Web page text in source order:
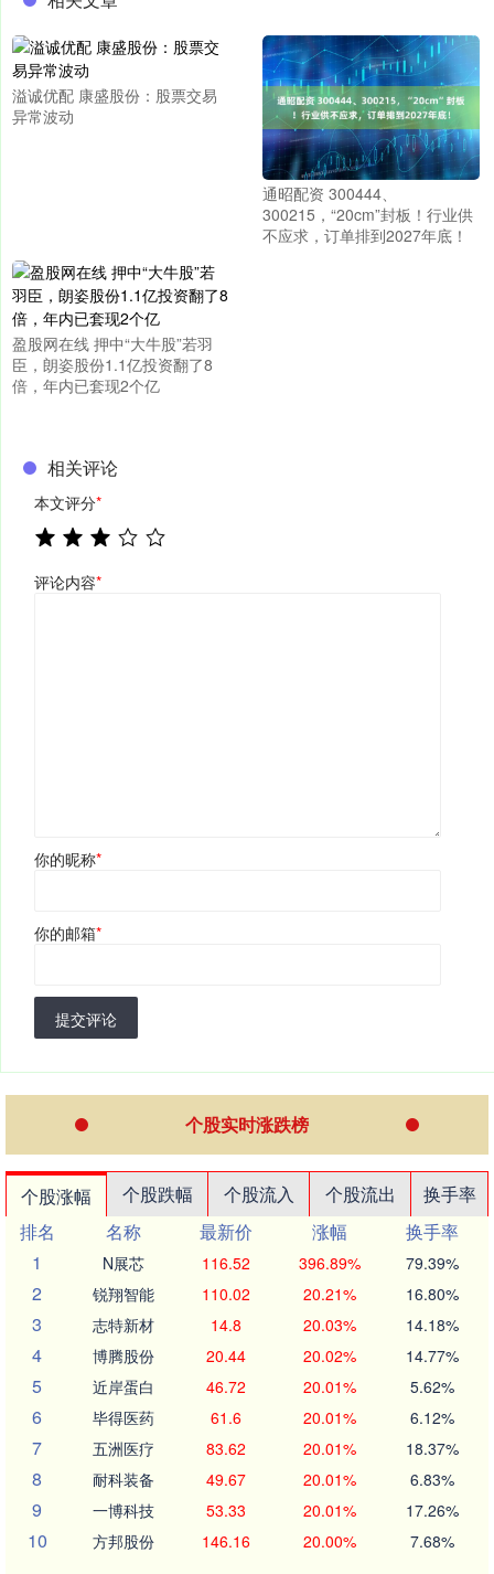
溢诚优配 康盛股份：股票交易
异常波动
通昭配资 300444、
300215，“20cm”封板！行业供
不应求，订单排到2027年底！
盈股网在线 押中“大牛股”若羽
臣，朗姿股份1.1亿投资翻了8
倍，年内已套现2个亿
相关评论
本文评分*
评论内容*
你的昵称*
你的邮箱*
提交评论
个股实时涨跌榜
个股涨幅 个股跌幅 个股流入 个股流出
换手率
排名
名称 最新价 涨幅
换手率
1
N展芯 116.52 396.89% 79.39%
2 锐翔智能 110.02 20.21% 16.80%
3 志特新材 14.8 20.03% 14.18%
4 博腾股份 20.44 20.02% 14.77%
5 近岸蛋白 46.72 20.01% 5.62%
6 毕得医药 61.6 20.01% 6.12%
7 五洲医疗 83.62 20.01% 18.37%
8 耐科装备 49.67 20.01% 6.83%
9 一博科技 53.33 20.01% 17.26%
10 方邦股份 146.16 20.00% 7.68%